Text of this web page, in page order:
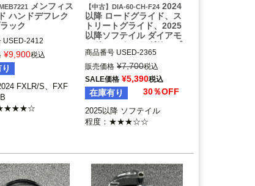
メンフィス
ハンドデフレク
ック
USED-2412
FXLR/S、FXFB、
Shade(メンフィスシ
¥9,900税込
FXLR/S、FXF
★★★★☆
【中古】DIA-60-CH-F24 2024
以降 ロードグライド、ス
トリートグライド、2025
以降ソフテイル ダイアモ
ンド コントゥアグリップ
(クローム) エイボン
商品番号 USED-2365
DIA-60-CH-F24
2025以降 ソフテイル
2025以降 ツーリング
2024 FLTRX、FLHX、FLTRXS
TSE
2023～2024 FLTRXSE、FLHX
販売価格 ¥7,700税込
SALE価格 ¥5,390税込
在庫有り 30％OFF
2025以降 ソフテイル
程度：★★★☆☆